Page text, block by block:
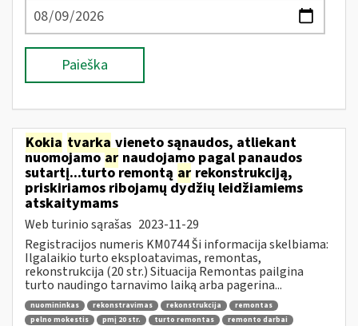
Paieška
Kokia tvarka vieneto sąnaudos, atliekant
nuomojamoar naudojamo pagal panaudos
sutartį...turto remontą ar rekonstrukciją,
priskiriamos ribojamų dydžių leidžiamiems
atskaitymams
Web turinio sąrašas 2023-11-29
Registracijos numeris KM0744 Ši informacija skelbiama:
Ilgalaikio turto eksploatavimas, remontas,
rekonstrukcija (20 str.) Situacija Remontas pailgina
turto naudingo tarnavimo laiką arba pagerina...
nuomininkas rekonstravimas rekonstrukcija
remontas
pelno mokestis
pmį 20 str. turto remontas
remonto darbai